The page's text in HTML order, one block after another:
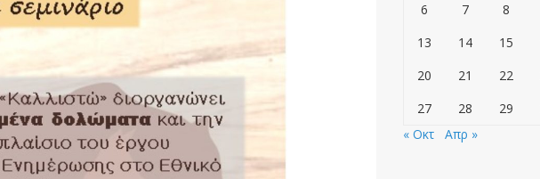
6 7 8
13
14 15
20
21 22
27
28 29
« Οκτ
Απρ »